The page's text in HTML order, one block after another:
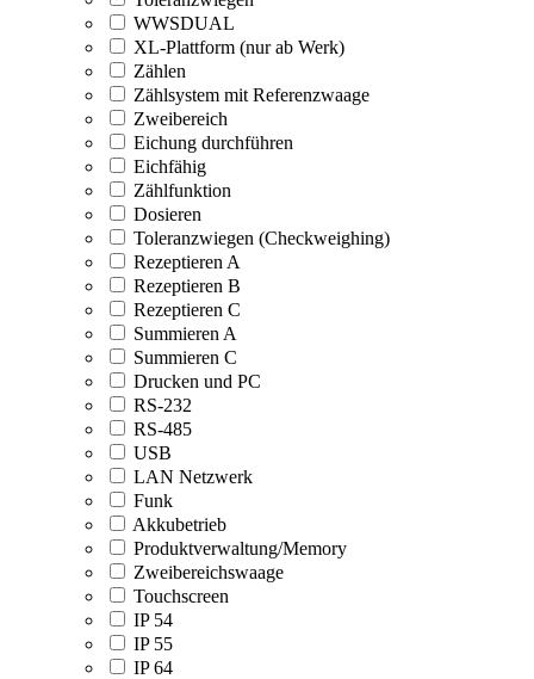
WWSDUAL
XL-Plattform (nur ab Werk)
Zählen
Zählsystem mit Referenzwaage
Zweibereich
Eichung durchführen
Eichfähig
Zählfunktion
Dosieren
Toleranzwiegen (Checkweighing)
Rezeptieren A
Rezeptieren B
Rezeptieren C
Summieren A
Summieren C
Drucken und PC
RS-232
RS-485
USB
LAN Netzwerk
Funk
Akkubetrieb
Produktverwaltung/Memory
Zweibereichswaage
Touchscreen
IP 54
IP 55
IP 64